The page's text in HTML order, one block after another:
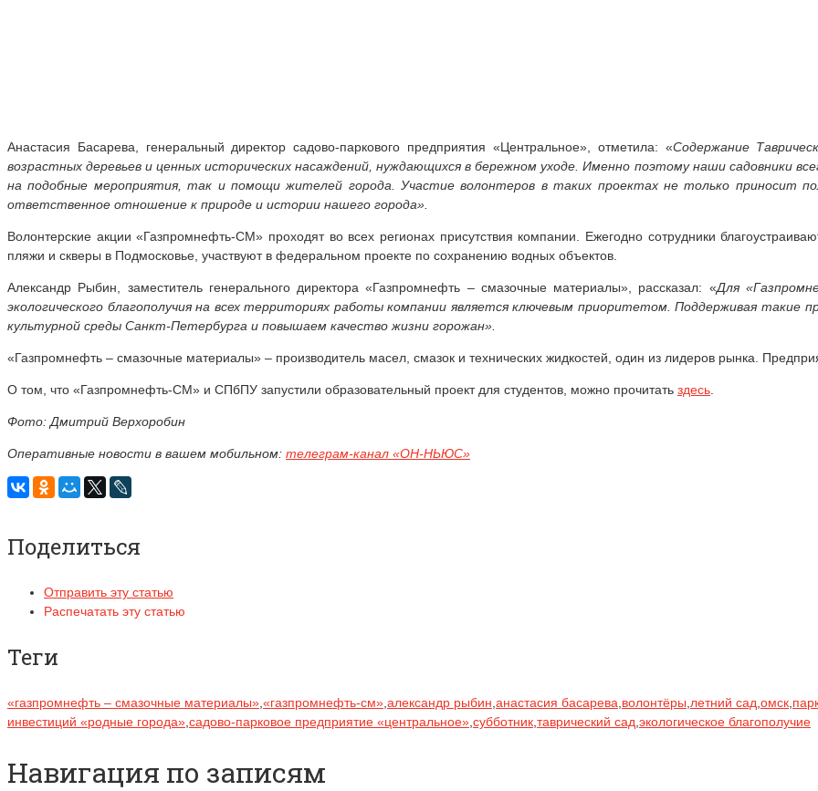
Анастасия Басарева, генеральный директор садово-паркового предприятия «Центральное», отметила: «Содержание
возрастных деревьев и ценных исторических насаждений, нуждающихся в бережном уходе. Именно поэтому наши садовники
на подобные мероприятия, так и помощи жителей города. Участие волонтеров в таких проектах не только приносит
ответственное отношение к природе и истории нашего города».
Волонтерские акции «Газпромнефть-СМ» проходят во всех регионах присутствия компании. Ежегодно сотрудники
пляжи и скверы в Подмосковье, участвуют в федеральном проекте по сохранению водных объектов.
Александр Рыбин, заместитель генерального директора «Газпромнефть – смазочные материалы», рассказал: «Для
экологического благополучия на всех территориях работы компании является ключевым приоритетом. Поддерживая такие
культурной среды Санкт-Петербурга и повышаем качество жизни горожан».
«Газпромнефть – смазочные материалы» – производитель масел, смазок и технических жидкостей, один из лидеров рынка.
О том, что «Газпромнефть-СМ» и СПбПУ запустили образовательный проект для студентов, можно прочитать здесь
Фото: Дмитрий Верхоробин
Оперативные новости в вашем мобильном: телеграм-канал «ОН-НЬЮС»
Поделиться
Отправить эту статью
Распечатать эту статью
Теги
«газпромнефть – смазочные материалы» «газпромнефть-см» александр рыбин анастасия басарева волонтёры летний сад омск
инвестиций «родные города» садово-парковое предприятие «центральное» субботник таврический сад экологическое благополучие
Навигация по записям